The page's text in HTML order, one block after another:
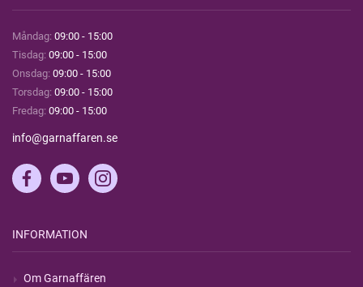
Måndag: 09:00 - 15:00
Tisdag: 09:00 - 15:00
Onsdag: 09:00 - 15:00
Torsdag: 09:00 - 15:00
Fredag: 09:00 - 15:00
info@garnaffaren.se
INFORMATION
Om Garnaffären